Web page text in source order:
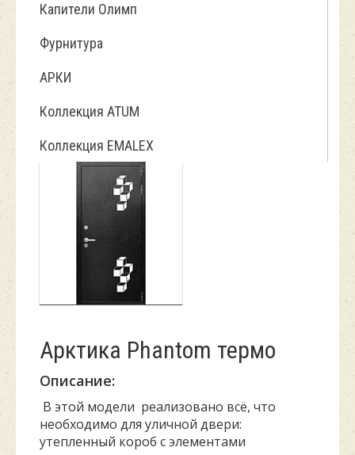
Капители Олимп
Фурнитура
АРКИ
Коллекция ATUM
Коллекция EMALEX
Арктика Phantom термо
Описание:
В этой модели реализовано всё, что
необходимо для уличной двери:
утепленный короб с элементами